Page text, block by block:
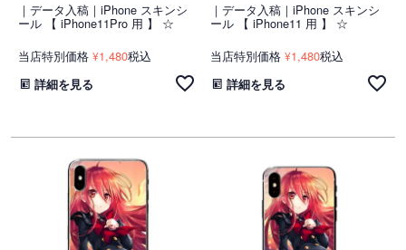
｜データ入稿｜iPhone スキンシ
ール 【 iPhone11Pro 用 】 ☆
当店特別価格 ¥1,480税込
詳細を見る
｜データ入稿｜iPhone スキンシ
ール 【 iPhone11 用 】 ☆
当店特別価格 ¥1,480税込
詳細を見る